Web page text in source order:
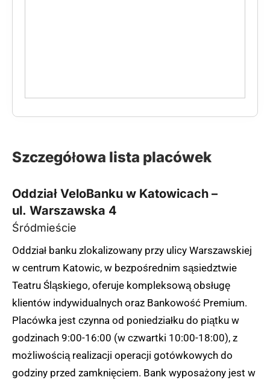
Szczegółowa lista placówek
Oddział VeloBanku w Katowicach –
ul. Warszawska 4
Śródmieście
Oddział banku zlokalizowany przy ulicy Warszawskiej
w centrum Katowic, w bezpośrednim sąsiedztwie
Teatru Śląskiego, oferuje kompleksową obsługę
klientów indywidualnych oraz Bankowość Premium.
Placówka jest czynna od poniedziałku do piątku w
godzinach 9:00-16:00 (w czwartki 10:00-18:00), z
możliwością realizacji operacji gotówkowych do
godziny przed zamknięciem. Bank wyposażony jest w